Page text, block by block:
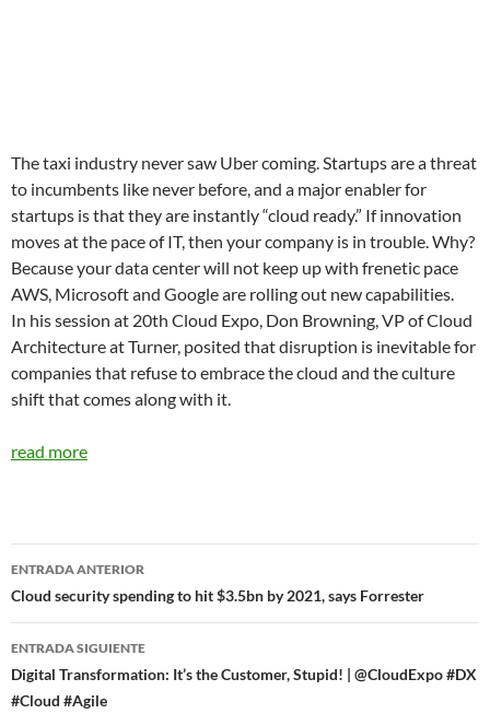
The taxi industry never saw Uber coming. Startups are a threat
to incumbents like never before, and a major enabler for
startups is that they are instantly “cloud ready.” If innovation
moves at the pace of IT, then your company is in trouble. Why?
Because your data center will not keep up with frenetic pace
AWS, Microsoft and Google are rolling out new capabilities.
In his session at 20th Cloud Expo, Don Browning, VP of Cloud
Architecture at Turner, posited that disruption is inevitable for
companies that refuse to embrace the cloud and the culture
shift that comes along with it.
read more
Navegador
de
entradas
ENTRADA ANTERIOR
Cloud security spending to hit $3.5bn by 2021, says Forrester
ENTRADA SIGUIENTE
Digital Transformation: It’s the Customer, Stupid! | @CloudExpo #DX
#Cloud #Agile